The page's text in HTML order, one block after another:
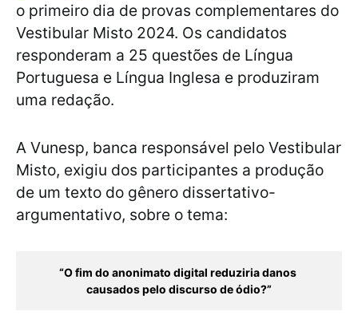
o primeiro dia de provas complementares do
Vestibular Misto 2024. Os candidatos
responderam a 25 questões de Língua
Portuguesa e Língua Inglesa e produziram
uma redação.
A Vunesp, banca responsável pelo Vestibular
Misto, exigiu dos participantes a produção
de um texto do gênero dissertativo-
argumentativo, sobre o tema:
“O fim do anonimato digital reduziria danos
causados pelo discurso de ódio?”